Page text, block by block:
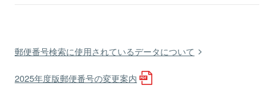
郵便番号検索に使用されているデータについて
2025年度版郵便番号の変更案内